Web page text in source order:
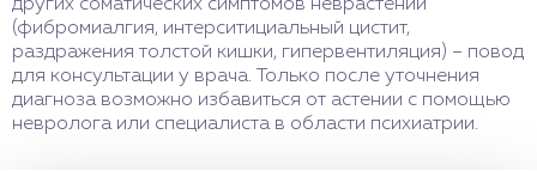
других соматических симптомов неврастении
(фибромиалгия, интерситициальный цистит,
раздражения толстой кишки, гипервентиляция) – повод
для консультации у врача. Только после уточнения
диагноза возможно избавиться от астении с помощью
невролога или специалиста в области психиатрии.